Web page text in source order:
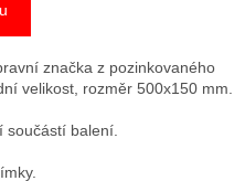
značka z pozinkovaného
velikost, rozměr 500x150 mm.
součástí balení.